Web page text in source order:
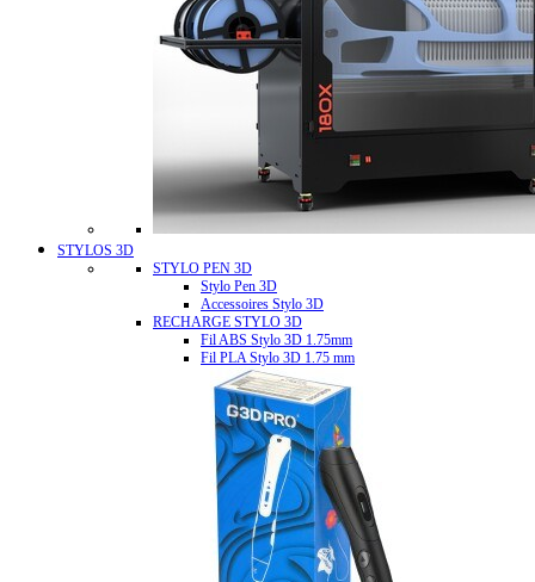
STYLOS 3D
STYLO PEN 3D
Stylo Pen 3D
Accessoires Stylo 3D
RECHARGE STYLO 3D
Fil ABS Stylo 3D 1.75mm
Fil PLA Stylo 3D 1.75 mm